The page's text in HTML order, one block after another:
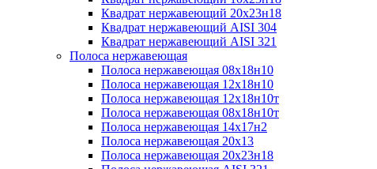
Квадрат нержавеющий 20х23н18
Квадрат нержавеющий AISI 304
Квадрат нержавеющий AISI 321
Полоса нержавеющая
Полоса нержавеющая 08х18н10
Полоса нержавеющая 12х18н10
Полоса нержавеющая 12х18н10т
Полоса нержавеющая 08х18н10т
Полоса нержавеющая 14х17н2
Полоса нержавеющая 20х13
Полоса нержавеющая 20х23н18